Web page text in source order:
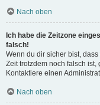
Nach oben
Ich habe die Zeitzone
falsch!
Wenn du dir sicher bist,
Zeit trotzdem noch falsch
Kontaktiere einen
Nach oben